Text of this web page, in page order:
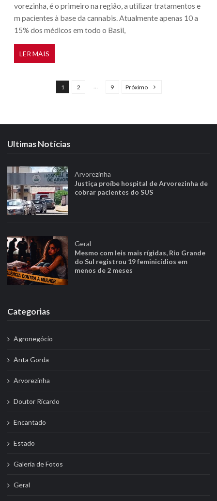
vorezinha, é o primeiro na região, a utilizar tratamentos e
m pacientes à base da cannabis. Atualmente apenas 10 a
15% dos médicos em todo o Basil,
LER MAIS
g
a
ç
ã
o
p
o
r
p
o
s
t
s
1 2 9 Próximo
Ultimas Notícias
Arvorezinha
Justiça proíbe hospital de Arvorezinha de
cobrar pacientes do SUS
Geral
Mesmo com leis mais rígidas, Rio Grande
do Sul registrou 19 feminicídios em
menos de 2 meses
Categorias
Agronegócio
Anta Gorda
Arvorezinha
Doutor Ricardo
Encantado
Estado
Galeria de Fotos
Geral